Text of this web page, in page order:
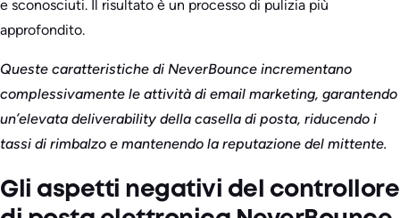
e sconosciuti. Il risultato è un processo di pulizia più
approfondito.
Queste caratteristiche di NeverBounce incrementano
complessivamente le attività di email marketing, garantendo
un’elevata deliverability della casella di posta, riducendo i
tassi di rimbalzo e mantenendo la reputazione del mittente.
Gli aspetti negativi del controllore